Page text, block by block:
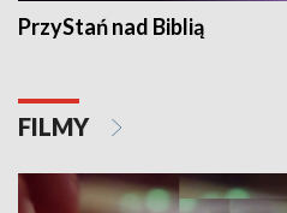
PrzyStań nad Biblią
FILMY